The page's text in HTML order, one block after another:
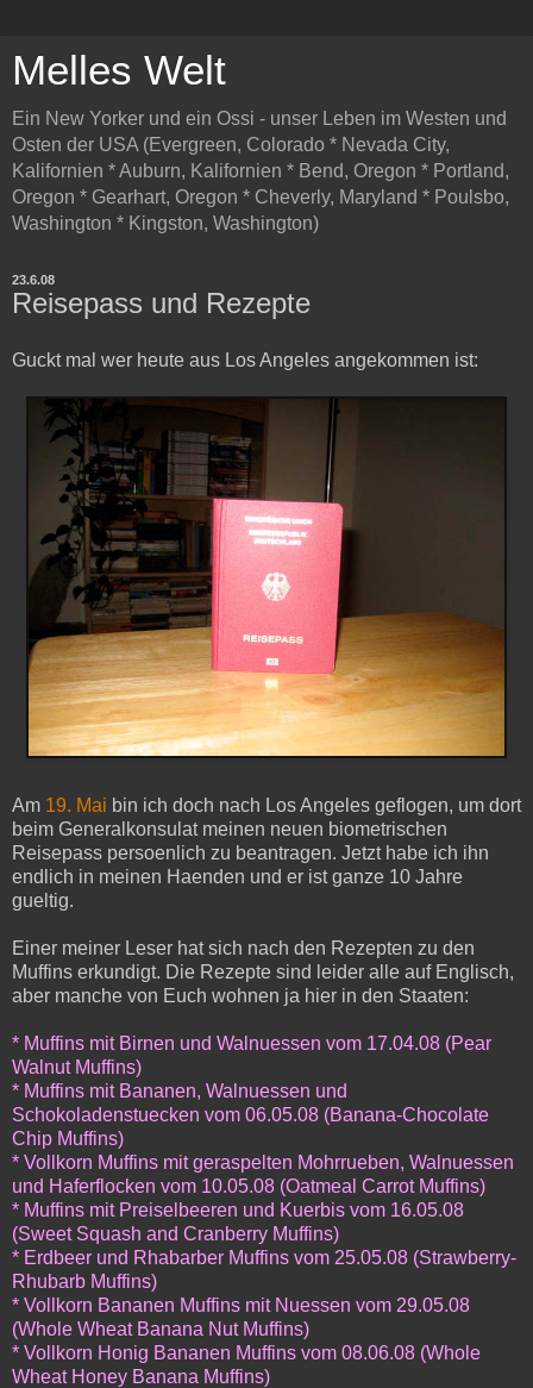
Melles Welt
Ein New Yorker und ein Ossi - unser Leben im Westen und
Osten der USA (Evergreen, Colorado * Nevada City,
Kalifornien * Auburn, Kalifornien * Bend, Oregon * Portland,
Oregon * Gearhart, Oregon * Cheverly, Maryland * Poulsbo,
Washington * Kingston, Washington)
23.6.08
Reisepass und Rezepte
Guckt mal wer heute aus Los Angeles angekommen ist:
Am 19. Mai bin ich doch nach Los Angeles geflogen, um dort
beim Generalkonsulat meinen neuen biometrischen
Reisepass persoenlich zu beantragen. Jetzt habe ich ihn
endlich in meinen Haenden und er ist ganze 10 Jahre
gueltig.
Einer meiner Leser hat sich nach den Rezepten zu den
Muffins erkundigt. Die Rezepte sind leider alle auf Englisch,
aber manche von Euch wohnen ja hier in den Staaten:
* Muffins mit Birnen und Walnuessen vom 17.04.08 (Pear
Walnut Muffins)
* Muffins mit Bananen, Walnuessen und
Schokoladenstuecken vom 06.05.08 (Banana-Chocolate
Chip Muffins)
* Vollkorn Muffins mit geraspelten Mohrrueben, Walnuessen
und Haferflocken vom 10.05.08 (Oatmeal Carrot Muffins)
* Muffins mit Preiselbeeren und Kuerbis vom 16.05.08
(Sweet Squash and Cranberry Muffins)
* Erdbeer und Rhabarber Muffins vom 25.05.08 (Strawberry-
Rhubarb Muffins)
* Vollkorn Bananen Muffins mit Nuessen vom 29.05.08
(Whole Wheat Banana Nut Muffins)
* Vollkorn Honig Bananen Muffins vom 08.06.08 (Whole
Wheat Honey Banana Muffins)